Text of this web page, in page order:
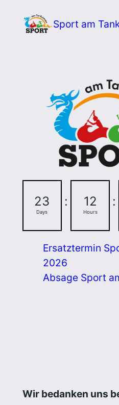
Inhalt
Sport am
23
Days
: 12
Hours
:
Ersatztermin
2026
Absage Sport
Wir bedanken uns